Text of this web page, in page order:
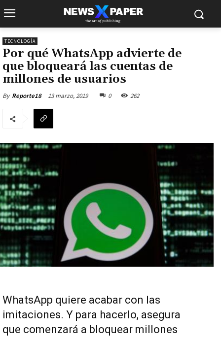
TECNOLOGÍA
Por qué WhatsApp advierte de
que bloqueará las cuentas de
millones de usuarios
By Reporte18 13 marzo, 2019 0 262
WhatsApp quiere acabar con las
imitaciones. Y para hacerlo, asegura
que comenzará a bloquear millones